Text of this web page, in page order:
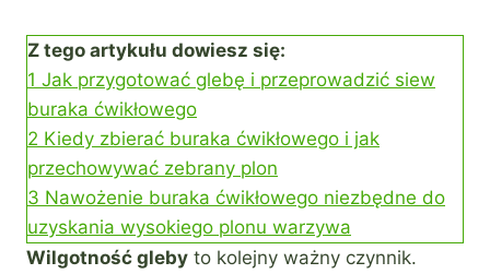
Z tego artykułu dowiesz się:
1 Jak przygotować glebę i przeprowadzić siew
buraka ćwikłowego
2 Kiedy zbierać buraka ćwikłowego i jak
przechowywać zebrany plon
3 Nawożenie buraka ćwikłowego niezbędne do
uzyskania wysokiego plonu warzywa
Wilgotność gleby to kolejny ważny czynnik.